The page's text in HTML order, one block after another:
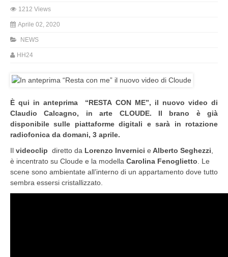
1212 Views
Aprile 02, 2020
NEWS
HH24
È qui in anteprima “RESTA CON ME”, il nuovo video di
Claudio Calcagno, in arte CLOUDE. Il brano è già
disponibile sulle piattaforme digitali e sarà in rotazione
radiofonica da domani, 3 aprile.
Il videoclip diretto da Lorenzo Invernici e Alberto Seghezzi
è incentrato su Cloude e la modella Carolina Fenoglietto . Le
scene sono ambientate all’interno di un appartamento dove tutto
sembra essersi cristallizzato.